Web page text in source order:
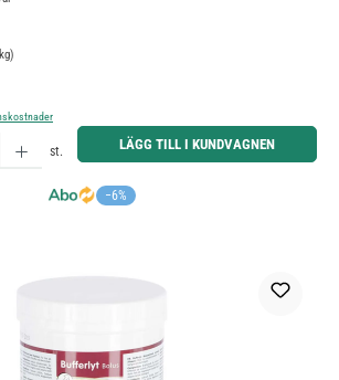
−6%
belopp eller använd knapparna för att öka eller minska kvantiteten.
st. LÄGG TILL I KUNDVAGNEN